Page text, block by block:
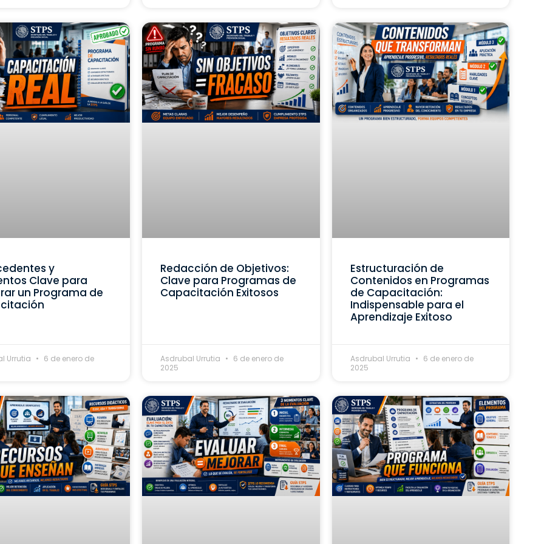
y
Clave para
un Programa de
Urrutia 6 de enero de
Redacción de Objetivos:
Clave para Programas de
Capacitación Exitosos
Asdrubal Urrutia
6 de enero de
2025
Estructuración de
Contenidos en Programas
de Capacitación:
Indispensable para el
Aprendizaje Exitoso
Asdrubal Urrutia
6 de enero de
2025